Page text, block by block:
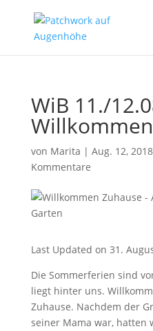
WiB 11./
von Marita | Aug. 12, 2018
Kommentare
Last Updated on 31.
Die Sommerferien sind
liegt hinter uns.
Zuhause. Nachdem der
seiner Mama war, hatten